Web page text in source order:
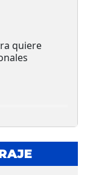
quiere